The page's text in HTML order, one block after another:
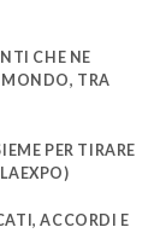
CHE NE
MONDO, TRA
PER TIRARE
ACCORDI E